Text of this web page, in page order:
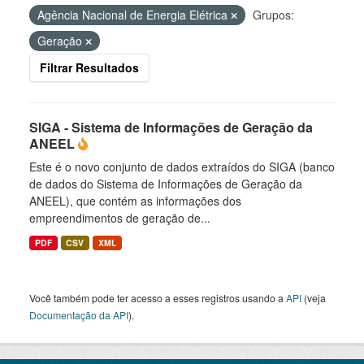
Agência Nacional de Energia Elétrica
Grupos:
Geração
Filtrar Resultados
SIGA - Sistema de Informações de Geração da
ANEEL
Este é o novo conjunto de dados extraídos do SIGA (banco
de dados do Sistema de Informações de Geração da
ANEEL), que contém as informações dos
empreendimentos de geração de...
PDF CSV XML
Você também pode ter acesso a esses registros usando a API (veja
Documentação da API).